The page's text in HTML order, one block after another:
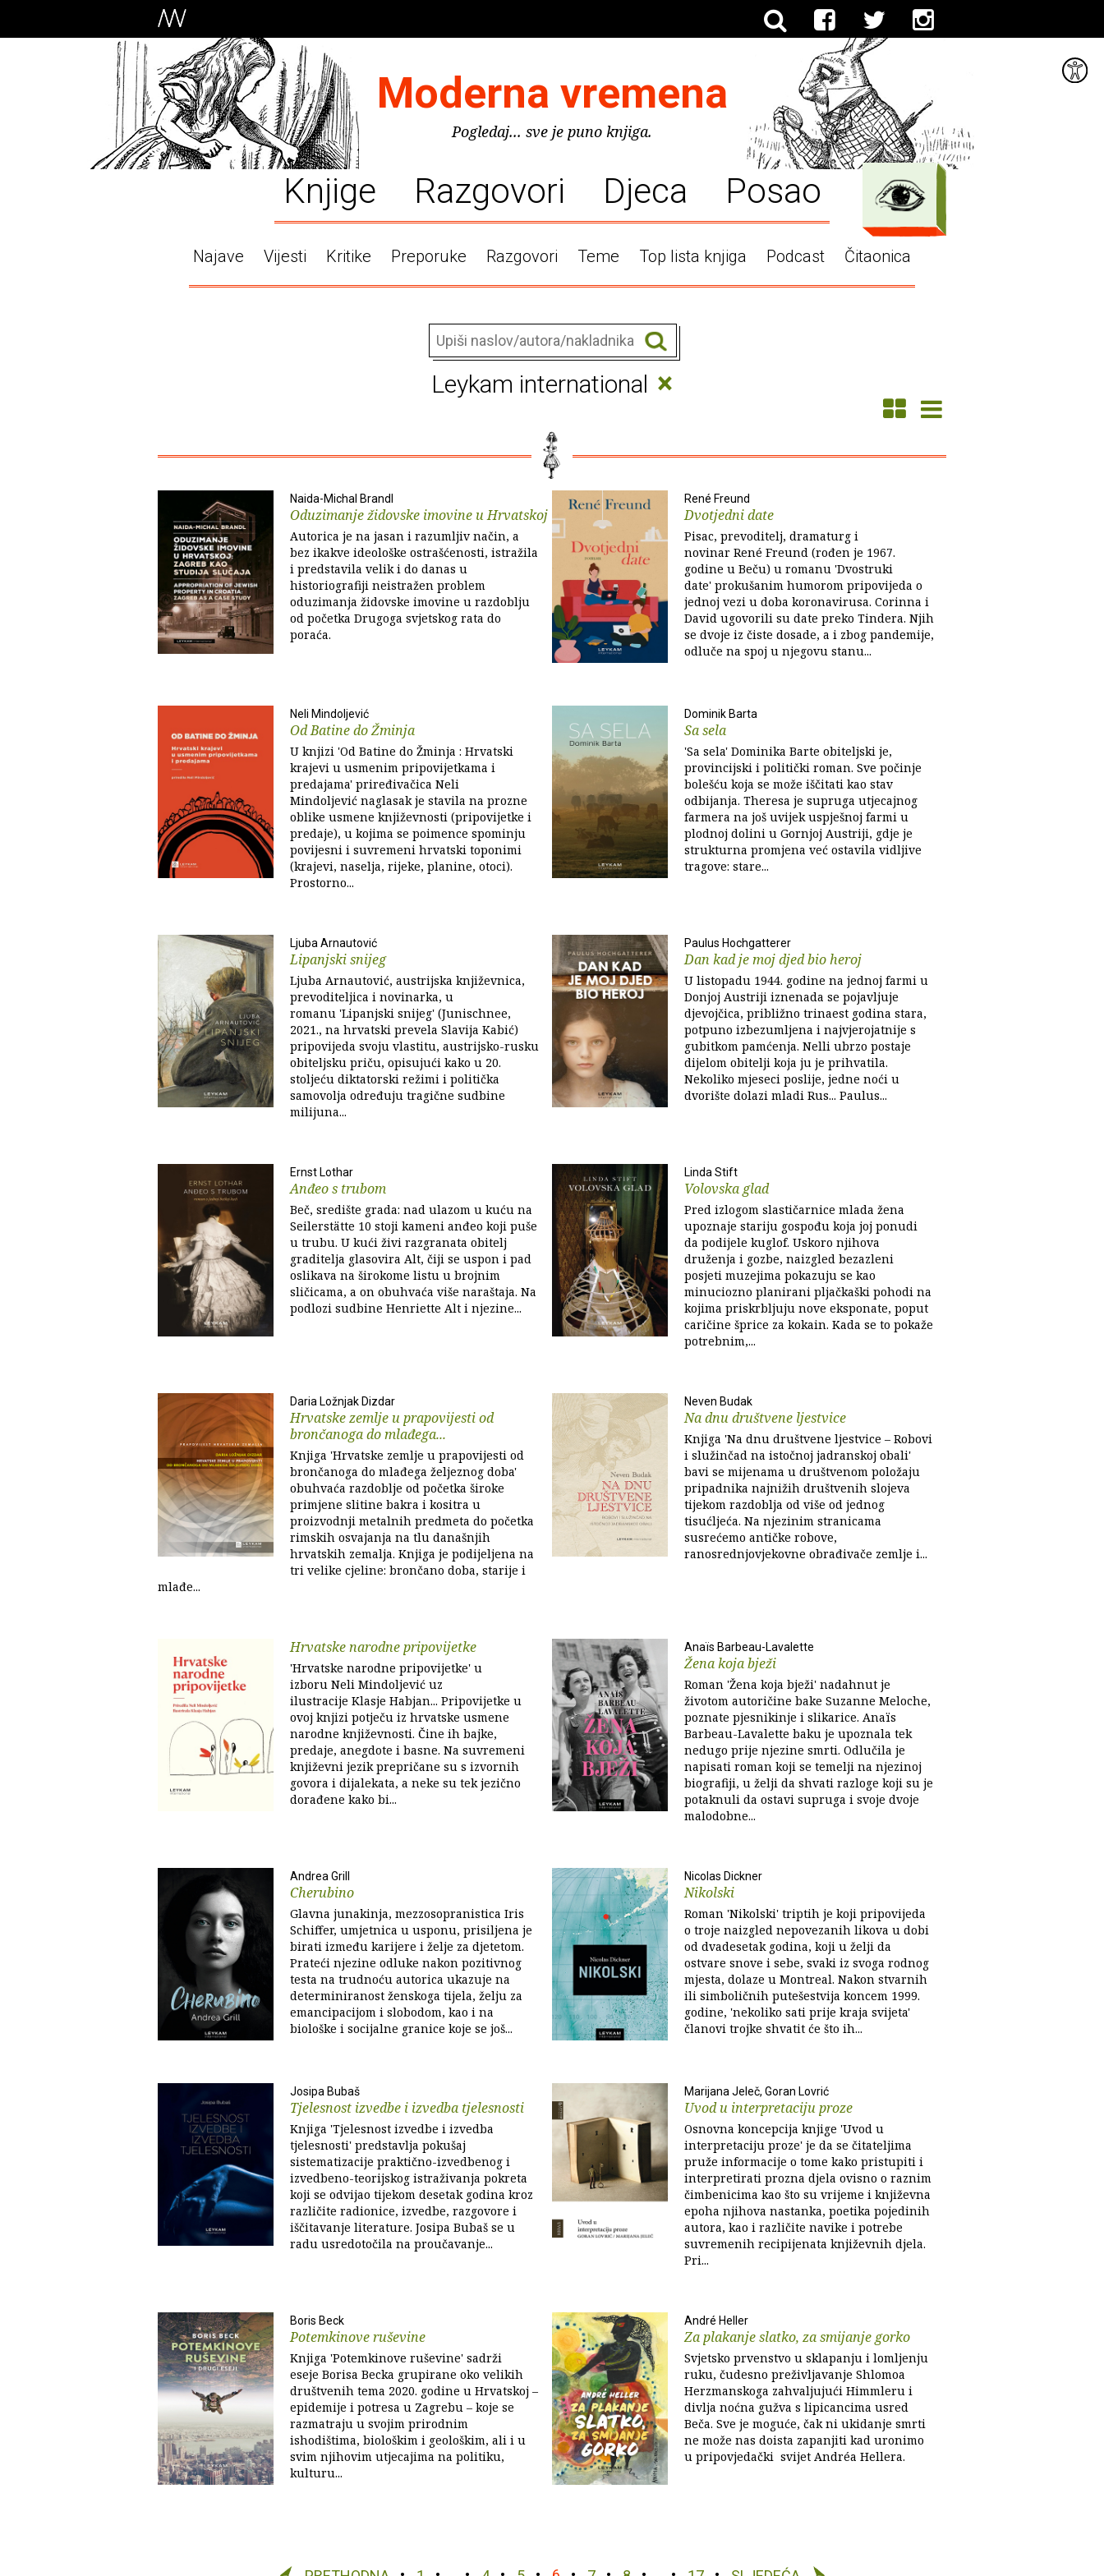
Moderna vremena
Pogledaj... sve je puno knjiga.
Knjige Razgovori Djeca Posao
Najave Vijesti Kritike Preporuke Razgovori Teme Top lista knjiga Podcast Čitaonica
Leykam international ×
Naida-Michal Brandl
Oduzimanje židovske imovine u Hrvatskoj
Autorica je na jasan i razumljiv način, a
bez ikakve ideološke ostrašćenosti, istražila
i predstavila velik i do danas u
historiografiji neistražen problem
oduzimanja židovske imovine u razdoblju
od početka Drugoga svjetskog rata do
poraća.
René Freund
Dvotjedni date
Pisac, prevoditelj, dramaturg i
novinar René Freund (rođen je 1967.
godine u Beču) u romanu 'Dvostruki
date' prokušanim humorom pripovijeda o
jednoj vezi u doba koronavirusa. Corinna i
David ugovorili su date preko Tindera. Njih
se dvoje iz čiste dosade, a i zbog pandemije,
odluče na spoj u njegovu stanu...
Neli Mindoljević
Od Batine do Žminja
U knjizi 'Od Batine do Žminja : Hrvatski
krajevi u usmenim pripovijetkama i
predajama' priređivačica Neli
Mindoljević naglasak je stavila na prozne
oblike usmene književnosti (pripovijetke i
predaje), u kojima se poimence spominju
povijesni i suvremeni hrvatski toponimi
(krajevi, naselja, rijeke, planine, otoci).
Prostorno...
Dominik Barta
Sa sela
'Sa sela' Dominika Barte obiteljski je,
provincijski i politički roman. Sve počinje
bolešću koja se može iščitati kao stav
odbijanja. Theresa je supruga utjecajnog
farmera na još uvijek uspješnoj farmi u
plodnoj dolini u Gornjoj Austriji, gdje je
strukturna promjena već ostavila vidljive
tragove: stare...
Ljuba Arnautović
Lipanjski snijeg
Ljuba Arnautović, austrijska književnica,
prevoditeljica i novinarka, u
romanu 'Lipanjski snijeg' (Junischnee,
2021., na hrvatski prevela Slavija Kabić)
pripovijeda svoju vlastitu, austrijsko-rusku
obiteljsku priču, opisujući kako u 20.
stoljeću diktatorski režimi i politička
samovolja određuju tragične sudbine
milijuna...
Paulus Hochgatterer
Dan kad je moj djed bio heroj
U listopadu 1944. godine na jednoj farmi u
Donjoj Austriji iznenada se pojavljuje
djevojčica, približno trinaest godina stara,
potpuno izbezumljena i najvjerojatnije s
gubitkom pamćenja. Nelli ubrzo postaje
dijelom obitelji koja ju je prihvatila.
Nekoliko mjeseci poslije, jedne noći u
dvorište dolazi mladi Rus... Paulus...
Ernst Lothar
Anđeo s trubom
Beč, središte grada: nad ulazom u kuću na
Seilerstätte 10 stoji kameni anđeo koji puše
u trubu. U kući živi razgranata obitelj
graditelja glasovira Alt, čiji se uspon i pad
oslikava na širokome listu u brojnim
sličicama, a on obuhvaća više naraštaja. Na
podlozi sudbine Henriette Alt i njezine...
Linda Stift
Volovska glad
Pred izlogom slastičarnice mlada žena
upoznaje stariju gospođu koja joj ponudi
da podijele kuglof. Uskoro njihova
druženja i gozbe, naizgled bezazleni
posjeti muzejima pokazuju se kao
minuciozno planirani pljačkaški pohodi na
kojima priskrbljuju nove eksponate, poput
caričine šprice za kokain. Kada se to pokaže
potrebnim,...
Daria Ložnjak Dizdar
Hrvatske zemlje u prapovijesti od
brončanoga do mlađega...
Knjiga 'Hrvatske zemlje u prapovijesti od
brončanoga do mlađega željeznog doba'
obuhvaća razdoblje od početka široke
primjene slitine bakra i kositra u
proizvodnji metalnih predmeta do početka
rimskih osvajanja na tlu današnjih
hrvatskih zemalja. Knjiga je podijeljena na
tri velike cjeline: brončano doba, starije i
mlađe...
Neven Budak
Na dnu društvene ljestvice
Knjiga 'Na dnu društvene ljestvice – Robovi
i služinčad na istočnoj jadranskoj obali'
bavi se mijenama u društvenom položaju
pripadnika najnižih društvenih slojeva
tijekom razdoblja od više od jednog
tisućljeća. Na njezinim stranicama
susrećemo antičke robove,
ranosrednjovjekovne obrađivače zemlje i...
Hrvatske narodne pripovijetke
'Hrvatske narodne pripovijetke' u
izboru Neli Mindoljević uz
ilustracije Klasje Habjan... Pripovijetke u
ovoj knjizi potječu iz hrvatske usmene
narodne književnosti. Čine ih bajke,
predaje, anegdote i basne. Na suvremeni
književni jezik prepričane su s izvornih
govora i dijalekata, a neke su tek jezično
dorađene kako bi...
Anaïs Barbeau-Lavalette
Žena koja bježi
Roman 'Žena koja bježi' nadahnut je
životom autoričine bake Suzanne Meloche,
poznate pjesnikinje i slikarice. Anaïs
Barbeau-Lavalette baku je upoznala tek
nedugo prije njezine smrti. Odlučila je
napisati roman koji se temelji na njezinoj
biografiji, u želji da shvati razloge koji su je
potaknuli da ostavi supruga i svoje dvoje
malodobne...
Andrea Grill
Cherubino
Glavna junakinja, mezzosopranistica Iris
Schiffer, umjetnica u usponu, prisiljena je
birati između karijere i želje za djetetom.
Prateći njezine odluke nakon pozitivnog
testa na trudnoću autorica ukazuje na
determiniranost ženskoga tijela, želju za
emancipacijom i slobodom, kao i na
biološke i socijalne granice koje se još...
Nicolas Dickner
Nikolski
Roman 'Nikolski' triptih je koji pripovijeda
o troje naizgled nepovezanih likova u dobi
od dvadesetak godina, koji u želji da
ostvare snove i sebe, svaki iz svoga rodnog
mjesta, dolaze u Montreal. Nakon stvarnih
ili simboličnih putešestvija koncem 1999.
godine, 'nekoliko sati prije kraja svijeta'
članovi trojke shvatit će što ih...
Josipa Bubaš
Tjelesnost izvedbe i izvedba tjelesnosti
Knjiga 'Tjelesnost izvedbe i izvedba
tjelesnosti' predstavlja pokušaj
sistematizacije praktično-izvedbenog i
izvedbeno-teorijskog istraživanja pokreta
koji se odvijao tijekom desetak godina kroz
različite radionice, izvedbe, razgovore i
iščitavanje literature. Josipa Bubaš se u
radu usredotočila na proučavanje...
Marijana Jeleč, Goran Lovrić
Uvod u interpretaciju proze
Osnovna koncepcija knjige 'Uvod u
interpretaciju proze' je da se čitateljima
pruže informacije o tome kako pristupiti i
interpretirati prozna djela ovisno o raznim
čimbenicima kao što su vrijeme i književna
epoha njihova nastanka, poetika pojedinih
autora, kao i različite navike i potrebe
suvremenih recipijenata književnih djela.
Pri...
Boris Beck
Potemkinove ruševine
Knjiga 'Potemkinove ruševine' sadrži
eseje Borisa Becka grupirane oko velikih
društvenih tema 2020. godine u Hrvatskoj –
epidemije i potresa u Zagrebu – koje se
razmatraju u svojim prirodnim
ishodištima, biološkim i geološkim, ali i u
svim njihovim utjecajima na politiku,
kulturu...
André Heller
Za plakanje slatko, za smijanje gorko
Svjetsko prvenstvo u sklapanju i lomljenju
ruku, čudesno preživljavanje Shlomoa
Herzmanskoga zahvaljujući Himmleru i
divlja noćna gužva s lipicancima usred
Beča. Sve je moguće, čak ni ukidanje smrti
ne može nas doista zapanjiti kad uronimo
u pripovjedački svijet Andréa Hellera.